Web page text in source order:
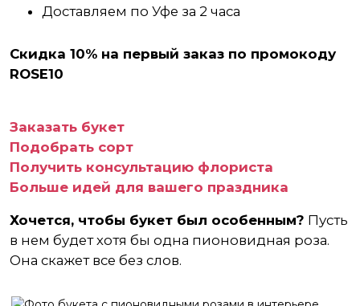
Доставляем по Уфе за 2 часа
Скидка 10% на первый заказ по промокоду
ROSE10
Заказать букет
Подобрать сорт
Получить консультацию флориста
Больше идей для вашего праздника
Хочется, чтобы букет был особенным? Пусть
в нем будет хотя бы одна пионовидная роза.
Она скажет все без слов.